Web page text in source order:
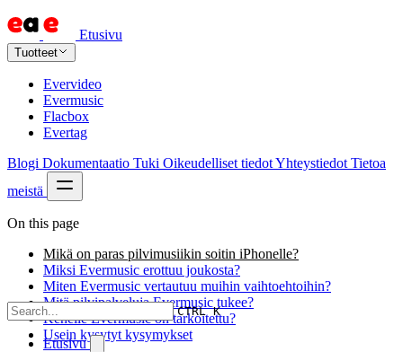
Etusivu
Tuotteet
Evervideo
Evermusic
Flacbox
Evertag
Blogi Dokumentaatio Tuki Oikeudelliset tiedotYhteystiedot Tietoa
meistä
CTRL K
Etusivu
On this page
Mikä on paras pilvimusiikin soitin iPhonelle?
Miksi Evermusic erottuu joukosta?
Miten Evermusic vertautuu muihin vaihtoehtoihin?
Mitä pilvipalveluja Evermusic tukee?
Kenelle Evermusic on tarkoitettu?
Usein kysytyt kysymykset